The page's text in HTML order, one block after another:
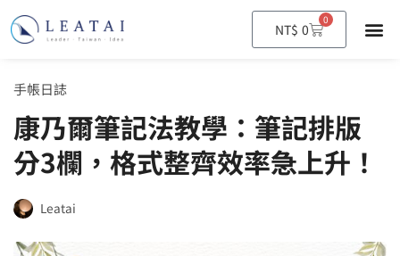
NT$ 0
0
購
物
手帳日誌
康乃爾筆記法教學：筆記排版
分3欄，格式整齊效率急上升！
Leatai